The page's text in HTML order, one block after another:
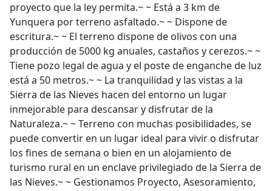
proyecto que la ley permita.~ ~ Está a 3 km de
Yunquera por terreno asfaltado.~ ~ Dispone de
escritura.~ ~ El terreno dispone de olivos con una
producción de 5000 kg anuales, castaños y cerezos.~ ~
Tiene pozo legal de agua y el poste de enganche de luz
está a 50 metros.~ ~ La tranquilidad y las vistas a la
Sierra de las Nieves hacen del entorno un lugar
inmejorable para descansar y disfrutar de la
Naturaleza.~ ~ Terreno con muchas posibilidades, se
puede convertir en un lugar ideal para vivir o disfrutar
los fines de semana o bien en un alojamiento de
turismo rural en un enclave privilegiado de la Sierra de
las Nieves.~ ~ Gestionamos Proyecto, Asesoramiento,